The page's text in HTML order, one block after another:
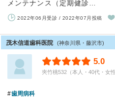
メンテナンス（定期健診…
2022年06月受診 / 2022年07月投稿
茂木信道歯科医院 (神奈川県・藤沢市)
5.0
夾竹桃532（本人・40代・女
歯周病科